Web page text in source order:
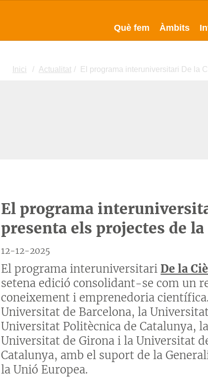
Què fem Àmbits
Inici Actualitat El programa interuniversitari De la
El programa
presenta els projectes de
12-12-2025
El programa interuniversitari De la
setena edició consolidant-se com un
coneixement i emprenedoria
Universitat de Barcelona, la
Universitat Politècnica de Catalunya,
Universitat de Girona i la Universitat
Catalunya, amb el suport de la
la Unió Europea.